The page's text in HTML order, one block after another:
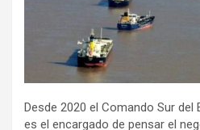
Desde 2020 el Comando Sur
es el encar­gado de pen­sar el